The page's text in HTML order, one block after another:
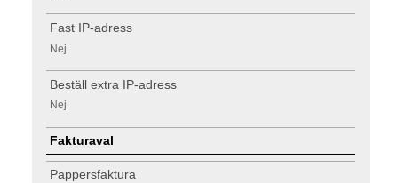
Fast IP-adress
Nej
Beställ extra IP-adress
Nej
Fakturaval
Pappersfaktura